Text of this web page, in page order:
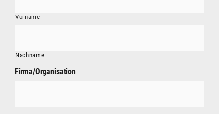
Vorname
Nachname
Firma/Organisation